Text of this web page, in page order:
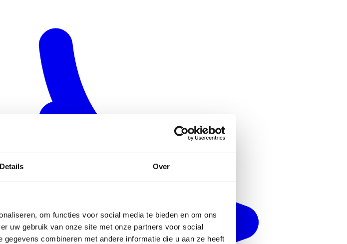
Details Over
om functies voor social media te bieden en om ons
uw gebruik van onze site met onze partners voor social
combineren met andere informatie die u aan ze heeft